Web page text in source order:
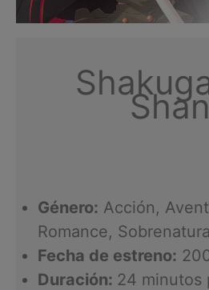
Género: Acción,
Romance,
Fecha de estreno:
Duración: 24 minutos